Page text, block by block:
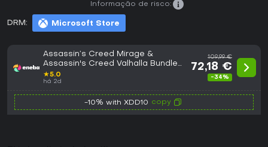
DRM: Microsoft Store
Informação de risco:
Assassin’s Creed Mirage &
Assassin's Creed Valhalla Bundle
XBOX LIVE Key EUROPE
★5.0
há 2d
109,99 €
72,18 €
-34%
-10% with XDD10 copy